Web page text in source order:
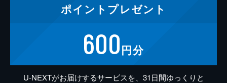
ポイント プレゼント
600円分
U-NEXTがお届けするサービスを、31日間ゆっくりと